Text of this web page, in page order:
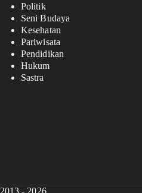
Politik
Seni Budaya
Kesehatan
Pariwisata
Pendidikan
Hukum
Sastra
- 2026